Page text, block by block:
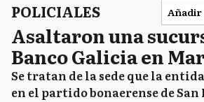
POLICIALES Añadir
Asaltaron una
Banco Galicia en
Se tratan de la sede que la
en el partido bonaerense de